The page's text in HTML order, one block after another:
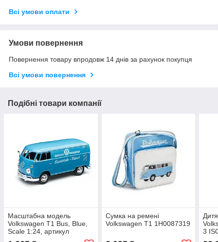
Всі умови оплати
Умови повернення
Повернення товару впродовж 14 днів за рахунок покупця
Всі умови повернення
Подібні товари компанії
Масштабна модель
Volkswagen T1 Bus, Blue,
Scale 1:24, артикул
Сумка на ремені
Volkswagen T1 1H0087319
3